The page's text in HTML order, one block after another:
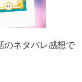
のネタバレ感想で